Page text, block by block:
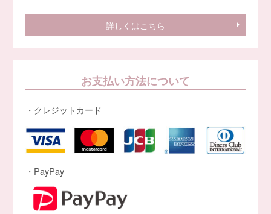
詳しくはこちら
お支払い方法について
・クレジットカード
・PayPay